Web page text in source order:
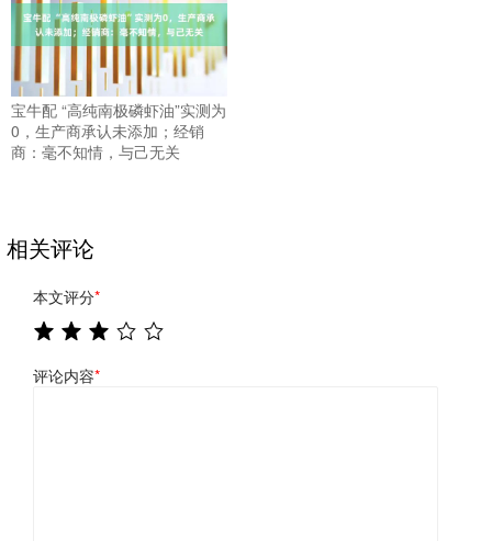
宝牛配 “高纯南极磷虾油”实测为
0，生产商承认未添加；经销
商：毫不知情，与己无关
相关评论
本文评分*
评论内容*